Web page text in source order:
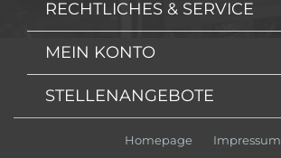
RECHTLICHES & SERVICE
MEIN KONTO
STELLENANGEBOTE
Homepage Impressum